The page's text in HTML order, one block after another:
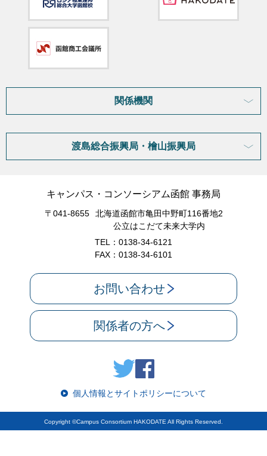
関係機関
渡島総合振興局・檜山振興局
キャンパス・コンソーシアム函館 事務局
〒041-8655
北海道函館市亀田中野町116番地2
公立はこだて未来大学内
TEL：0138-34-6121
FAX：0138-34-6101
お問い合わせ
関係者の方へ
個人情報とサイトポリシーについて
Copyright ©Campus Consortium HAKODATE All Rights Reserved.